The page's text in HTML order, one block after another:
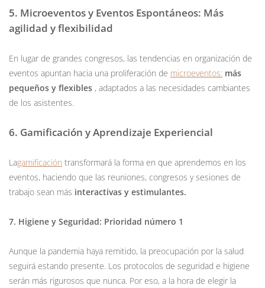
5. Microeventos y Eventos Espontáneos: Más
agilidad y flexibilidad
En lugar de grandes congresos, las tendencias en organización de
eventos apuntan hacia una proliferación de microeventos: más
pequeños y flexibles , adaptados a las necesidades cambiantes
de los asistentes.
6. Gamificación y Aprendizaje Experiencial
Lagamificación transformará la forma en que aprendemos en los
eventos, haciendo que las reuniones, congresos y sesiones de
trabajo sean más interactivas y estimulantes.
7. Higiene y Seguridad: Prioridad número 1
Aunque la pandemia haya remitido, la preocupación por la salud
seguirá estando presente. Los protocolos de seguridad e higiene
serán más rigurosos que nunca. Por eso, a la hora de elegir la